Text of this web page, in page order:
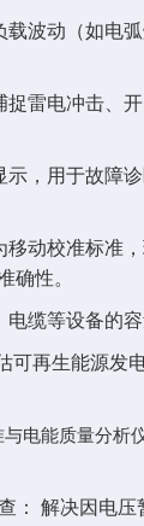
波动（如电弧
捉雷电冲击、
示，用于故障
移动校准标准
确性。
缆等设备的容
可再生能源发
： 解决因电